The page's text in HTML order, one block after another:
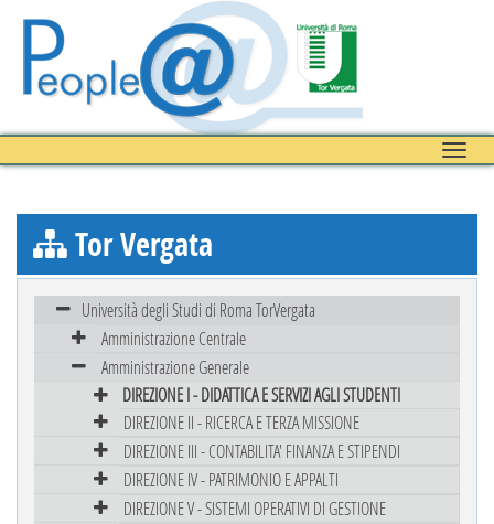
Toggle
Tor Vergata
Università degli Studi di Roma TorVergata
Amministrazione Centrale
Amministrazione Generale
DIREZIONE I - DIDATTICA E SERVIZI AGLI STUDENTI
DIREZIONE II - RICERCA E TERZA MISSIONE
DIREZIONE III - CONTABILITA' FINANZA E STIPENDI
DIREZIONE IV - PATRIMONIO E APPALTI
DIREZIONE V - SISTEMI OPERATIVI DI GESTIONE